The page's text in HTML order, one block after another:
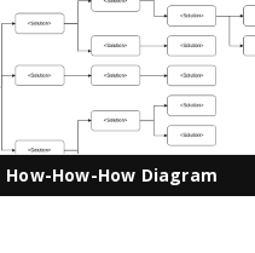
How-How-How Diagram